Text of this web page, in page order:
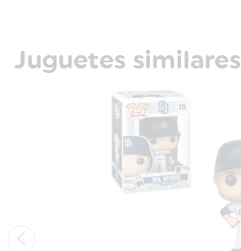
Juguetes similares